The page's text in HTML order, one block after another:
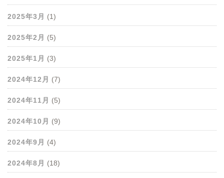
2025年3月 (1)
2025年2月 (5)
2025年1月 (3)
2024年12月 (7)
2024年11月 (5)
2024年10月 (9)
2024年9月 (4)
2024年8月 (18)